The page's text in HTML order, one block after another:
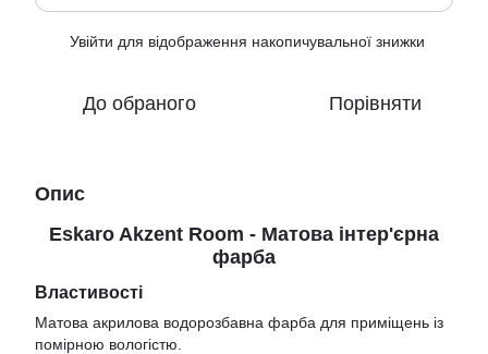
Увійти для відображення накопичувальної знижки
До обраного Порівняти
Опис
Eskaro Akzent Room - Матова інтер'єрна
фарба
Властивості
Матова акрилова водорозбавна фарба для приміщень із
помірною вологістю.